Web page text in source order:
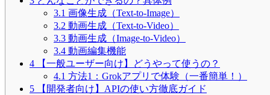
3.1 画像生成（Text-to-Image）
3.2 動画生成（Text-to-Video）
3.3 動画生成（Image-to-Video）
3.4 動画編集機能
4 【一般ユーザー向け】どうやって使うの？
4.1 方法1：Grokアプリで体験（一番簡単！）
5 【開発者向け】APIの使い方徹底ガイド